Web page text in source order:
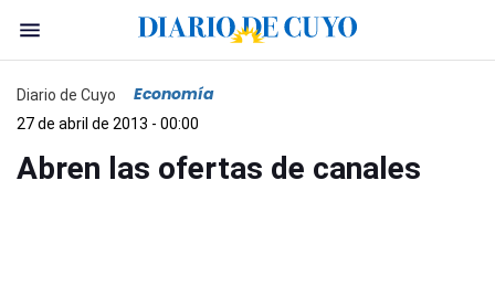
Diario de Cuyo Economía
27 de abril de 2013 - 00:00
Abren las ofertas de canales